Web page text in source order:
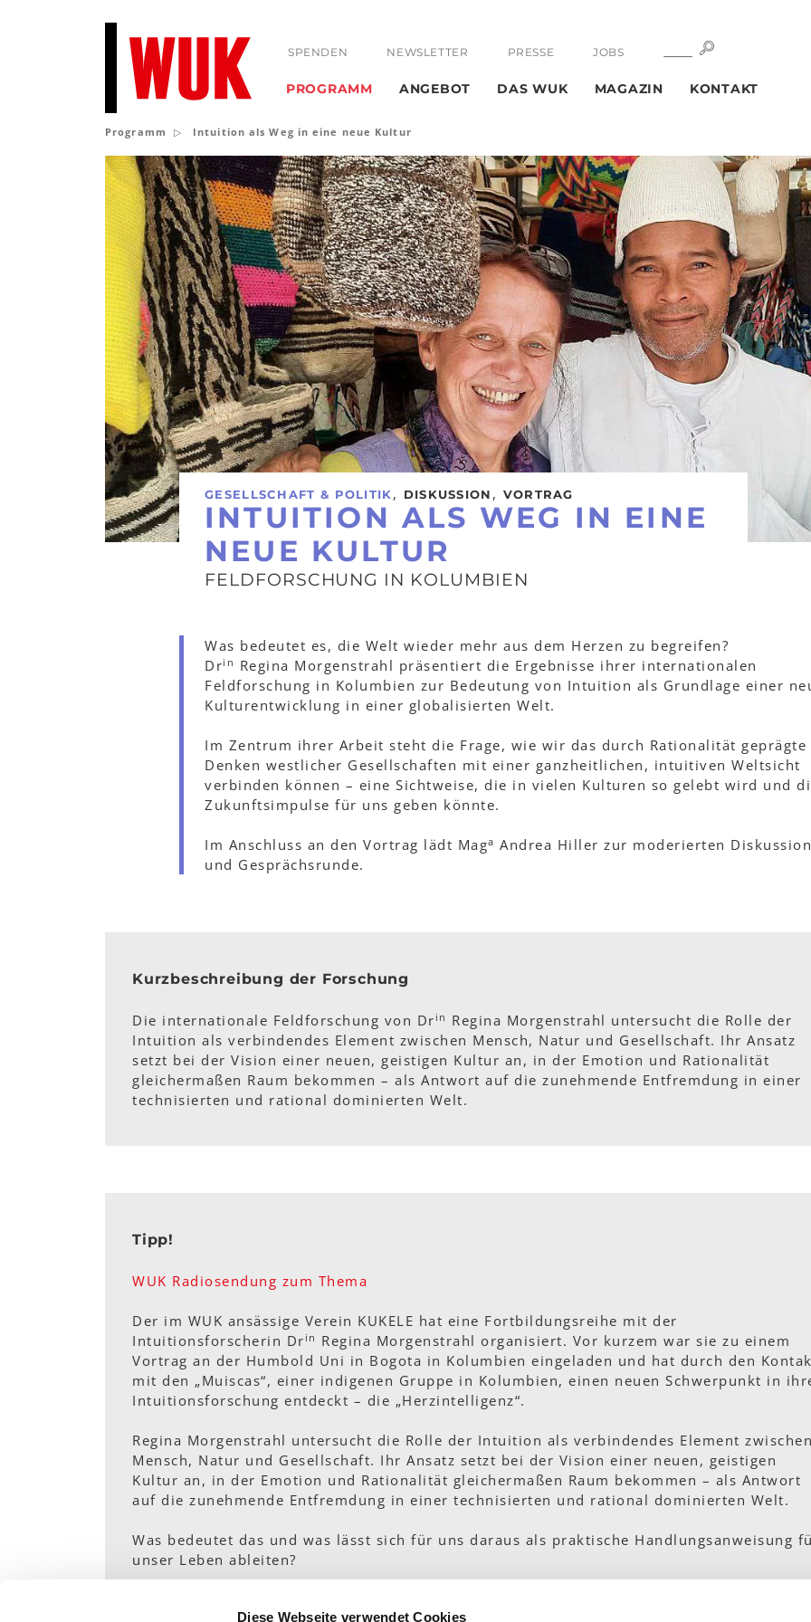
Diese Webseite verwendet Cookies
SPENDEN NEWSLETTER PRESSE JOBS SUCHE
PROGRAMM ANGEBOT DAS WUK MAGAZIN KONTAKT
Programm Intuition als Weg in eine neue Kultur
GESELLSCHAFT & POLITIK, DISKUSSION , VORTRAG
INTUITION ALS WEG IN EINE
NEUE KULTUR
FELDFORSCHUNG IN KOLUMBIEN
Was bedeutet es, die Welt wieder mehr aus dem Herzen zu begreifen?
Drin Regina Morgenstrahl präsentiert die Ergebnisse ihrer internationalen
Feldforschung in Kolumbien zur Bedeutung von Intuition als Grundlage einer
Kulturentwicklung in einer globalisierten Welt.
Im Zentrum ihrer Arbeit steht die Frage, wie wir das durch Rationalität geprägte
Denken westlicher Gesellschaften mit einer ganzheitlichen, intuitiven Weltsicht
verbinden können – eine Sichtweise, die in vielen Kulturen so gelebt wird und
Zukunftsimpulse für uns geben könnte.
Im Anschluss an den Vortrag lädt Maga Andrea Hiller zur moderierten
und Gesprächsrunde.
Kurzbeschreibung der Forschung
Die internationale Feldforschung von Dr in Regina Morgenstrahl untersucht die Rolle der
Intuition als verbindendes Element zwischen Mensch, Natur und Gesellschaft. Ihr Ansatz
setzt bei der Vision einer neuen, geistigen Kultur an, in der Emotion und Rationalität
gleichermaßen Raum bekommen – als Antwort auf die zunehmende Entfremdung in einer
technisierten und rational dominierten Welt.
Tipp!
WUK Radiosendung zum Thema
Der im WUK ansässige Verein KUKELE hat eine Fortbildungsreihe mit der
Intuitionsforscherin Dr in Regina Morgenstrahl organisiert. Vor kurzem war sie zu einem
Vortrag an der Humbold Uni in Bogota in Kolumbien eingeladen und hat durch den
mit den „Muiscas“, einer indigenen Gruppe in Kolumbien, einen neuen Schwerpunkt in
Intuitionsforschung entdeckt – die „Herzintelligenz“.
Regina Morgenstrahl untersucht die Rolle der Intuition als verbindendes Element
Mensch, Natur und Gesellschaft. Ihr Ansatz setzt bei der Vision einer neuen, geistigen
Kultur an, in der Emotion und Rationalität gleichermaßen Raum bekommen – als Antwort
auf die zunehmende Entfremdung in einer technisierten und rational dominierten Welt.
Was bedeutet das und was lässt sich für uns daraus als praktische Handlungsanweisung
unser Leben ableiten?